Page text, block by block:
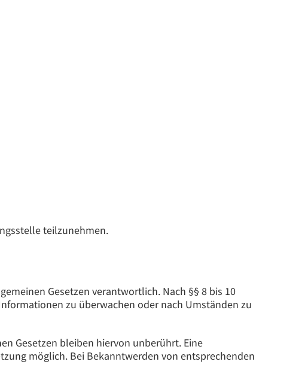
teilzunehmen.
Gesetzen verantwortlich. Nach §§ 8 bis 10
zu überwachen oder nach Umständen zu
Gesetzen bleiben hiervon unberührt. Eine
möglich. Bei Bekanntwerden von entsprechenden